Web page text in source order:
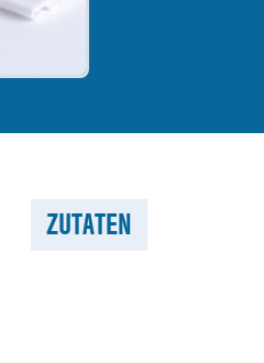
ZUTATEN